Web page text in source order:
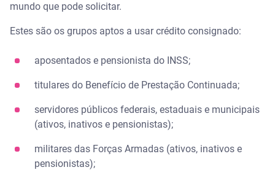
mundo que pode solicitar.
Estes são os grupos aptos a usar crédito consignado:
aposentados e pensionista do INSS;
titulares do Benefício de Prestação Continuada;
servidores públicos federais, estaduais e municipais
(ativos, inativos e pensionistas);
militares das Forças Armadas (ativos, inativos e
pensionistas);